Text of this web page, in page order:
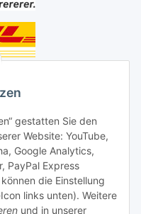
gestatten Sie den
Website: YouTube,
Google Analytics,
PayPal Express
die Einstellung
links unten). Weitere
und in unserer